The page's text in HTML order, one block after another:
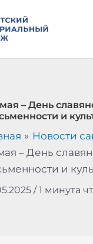
– День
и
Новости
– День
и
/1 минута